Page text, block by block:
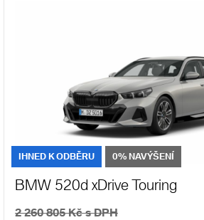
IHNED K ODBĚRU 0% NAVÝŠENÍ
BMW 520d xDrive Touring
2 260 805 Kč s DPH